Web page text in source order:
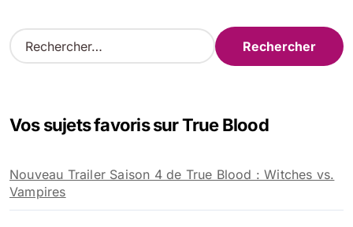
R
e
r
e
r
Vos sujets favoris sur True Blood
Nouveau Trailer Saison 4 de True Blood : Witches vs.
Vampires